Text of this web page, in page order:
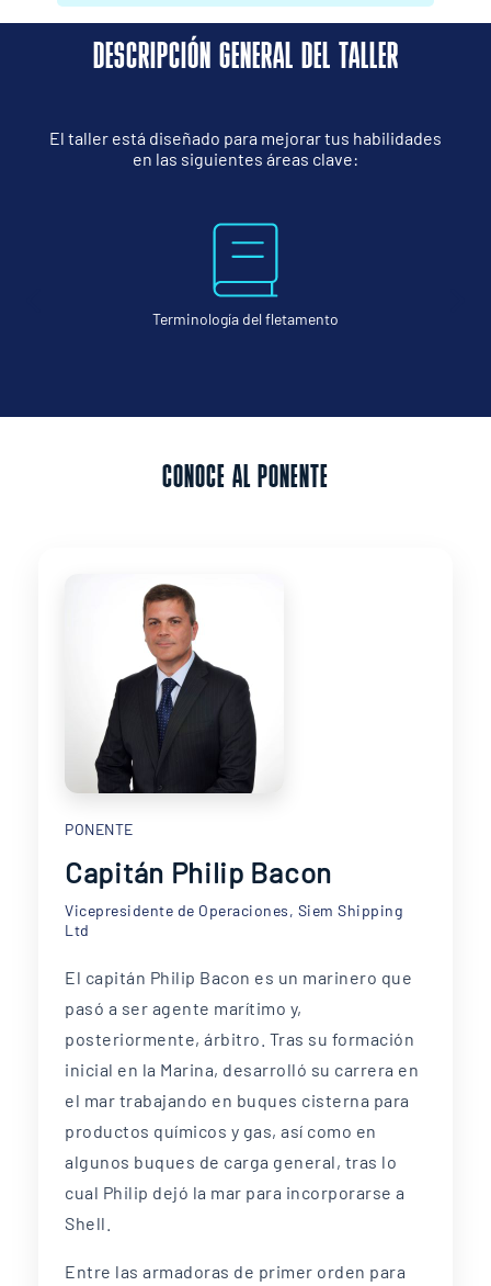
DESCRIPCIÓN GENERAL DEL TALLER
El taller está diseñado para mejorar tus habilidades
en las siguientes áreas clave:
Definiciones del sector del transporte marítimo
CONOCE AL PONENTE
PONENTE
Capitán Philip Bacon
Vicepresidente de Operaciones, Siem Shipping
Ltd
El capitán Philip Bacon es un marinero que
pasó a ser agente marítimo y,
posteriormente, árbitro. Tras su formación
inicial en la Marina, desarrolló su carrera en
el mar trabajando en buques cisterna para
productos químicos y gas, así como en
algunos buques de carga general, tras lo
cual Philip dejó la mar para incorporarse a
Shell.
Entre las armadoras de primer orden para